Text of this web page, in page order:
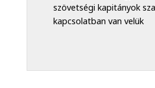
szövetségi kapitányok
kapcsolatban van velük